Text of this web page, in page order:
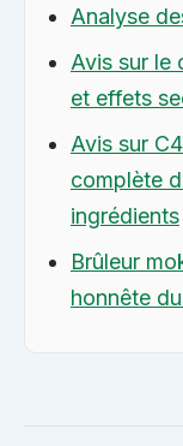
Analyse
Avis sur le
et effets
Avis sur
complète
ingrédients
Brûleur
honnête